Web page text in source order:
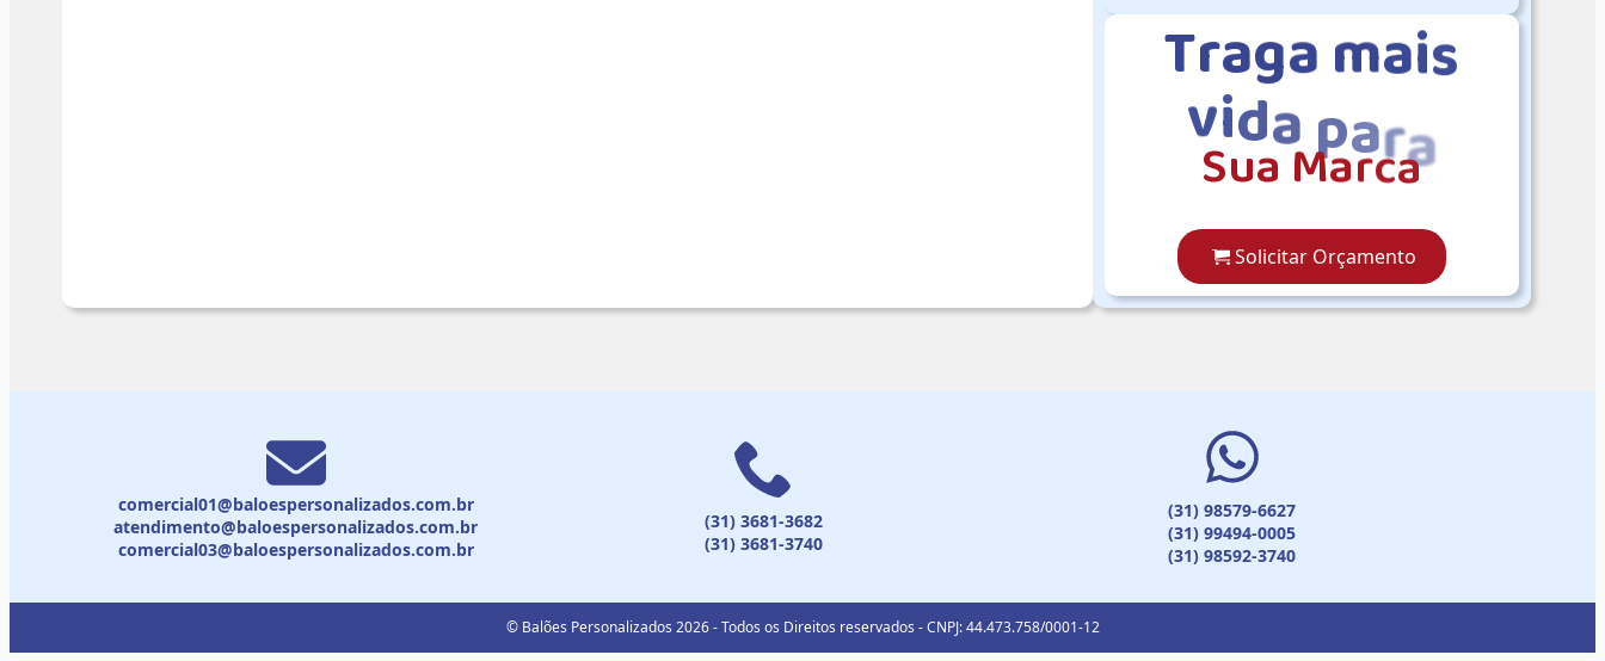
Tragamais
vidapara
SuaMarca
Solicitar Orçamento
comercial01@baloespersonalizados.com.br
atendimento@baloespersonalizados.com.br
comercial03@baloespersonalizados.com.br
(31) 3681-3682
(31) 3681-3740
(31) 98579-6627
(31) 99494-0005
(31) 98592-3740
© Balões Personalizados 2026 - Todos os Direitos reservados - CNPJ: 44.473.758/0001-12